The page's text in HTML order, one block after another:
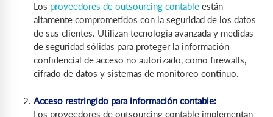
Los proveedores de outsourcing contable están
altamente comprometidos con la seguridad de los datos
de sus clientes. Utilizan tecnología avanzada y medidas
de seguridad sólidas para proteger la información
confidencial de acceso no autorizado, como firewalls,
cifrado de datos y sistemas de monitoreo continuo.
Acceso restringido para información contable:
Los proveedores de outsourcing contable implementan